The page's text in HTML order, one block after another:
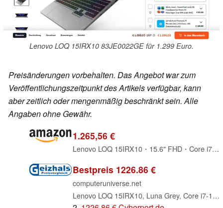
Lenovo LOQ 15IRX10 83JE0022GE für 1.299 Euro.
Preisänderungen vorbehalten. Das Angebot war zum
Veröffentlichungszeitpunkt des Artikels verfügbar, kann
aber zeitlich oder mengenmäßig beschränkt sein. Alle
Angaben ohne Gewähr.
1.265,56 €
Lenovo LOQ 15IRX10・15.6" FHD・Core i7-13650HX・16GB RAM・1TB SSD・RTX 5070・Win11 (83JE0022GE)
Bestpreis 1226.86 €
computeruniverse.net
Lenovo LOQ 15IRX10, Luna Grey, Core i7-13650HX, 16GB RAM, 1TB SSD, GeForce RTX 5070, DE (83JE0022GE)